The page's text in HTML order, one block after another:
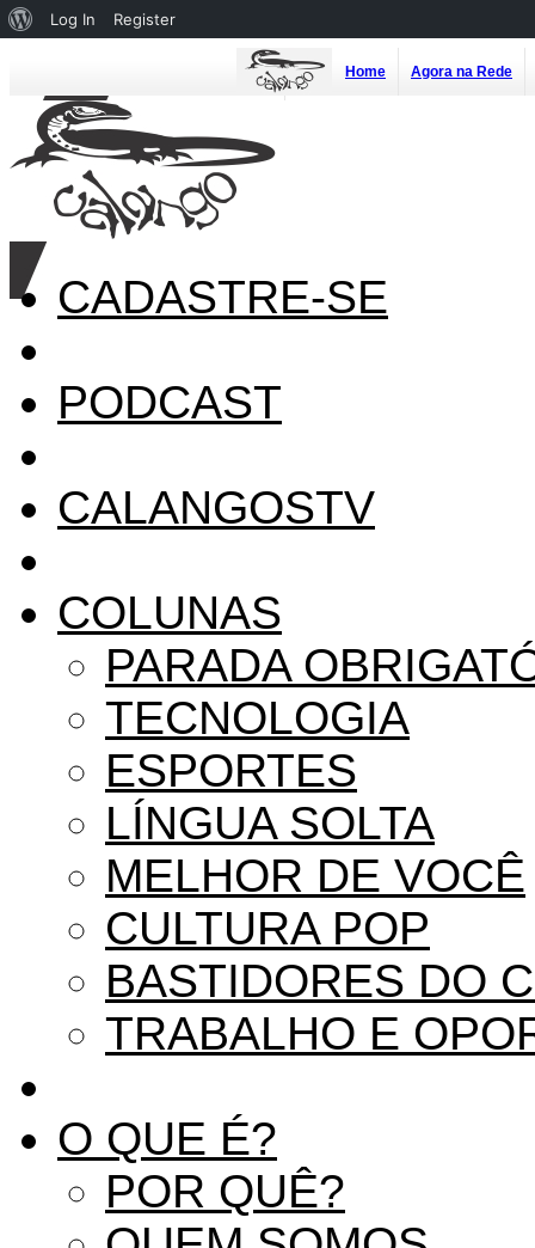
Home Agora na Rede
CADASTRE-SE
PODCAST
CALANGOSTV
COLUNAS
PARADA
TECNOLOGIA
ESPORTES
LÍNGUA SOLTA
MELHOR DE VOCÊ
CULTURA POP
BASTIDORES DO
TRABALHO E
O QUE É?
POR QUÊ?
About
Log In Register